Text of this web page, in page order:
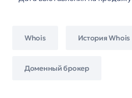
Whois История Whois
Доменный брокер